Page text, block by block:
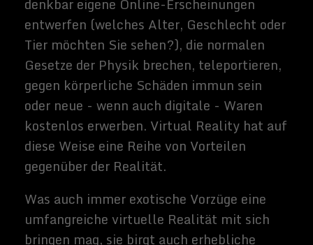
Raumfahrt & Kolonisation
Von allen transformativen technologischen
Möglichkeiten ist die Raumfahrt vielleicht
die Ikone schlechthin. Tausende von
Science-Fiction-Geschichten haben sich
damit beschäftigt oder sich sogar darauf
konzentriert. Während interstellares
Reisen, wie sie bei Star Trek zu sehen sind,
eine weit entfernte Perspektive bleibt,
haben die Menschen seit über 50 Jahren
Schritte unternommen, um innerhalb
unseres Sonnensystems zu reisen. Die
Apollo-Missionen der 60er und 70er Jahre
haben gezeigt, dass solche Reisen durchaus
möglich sind.